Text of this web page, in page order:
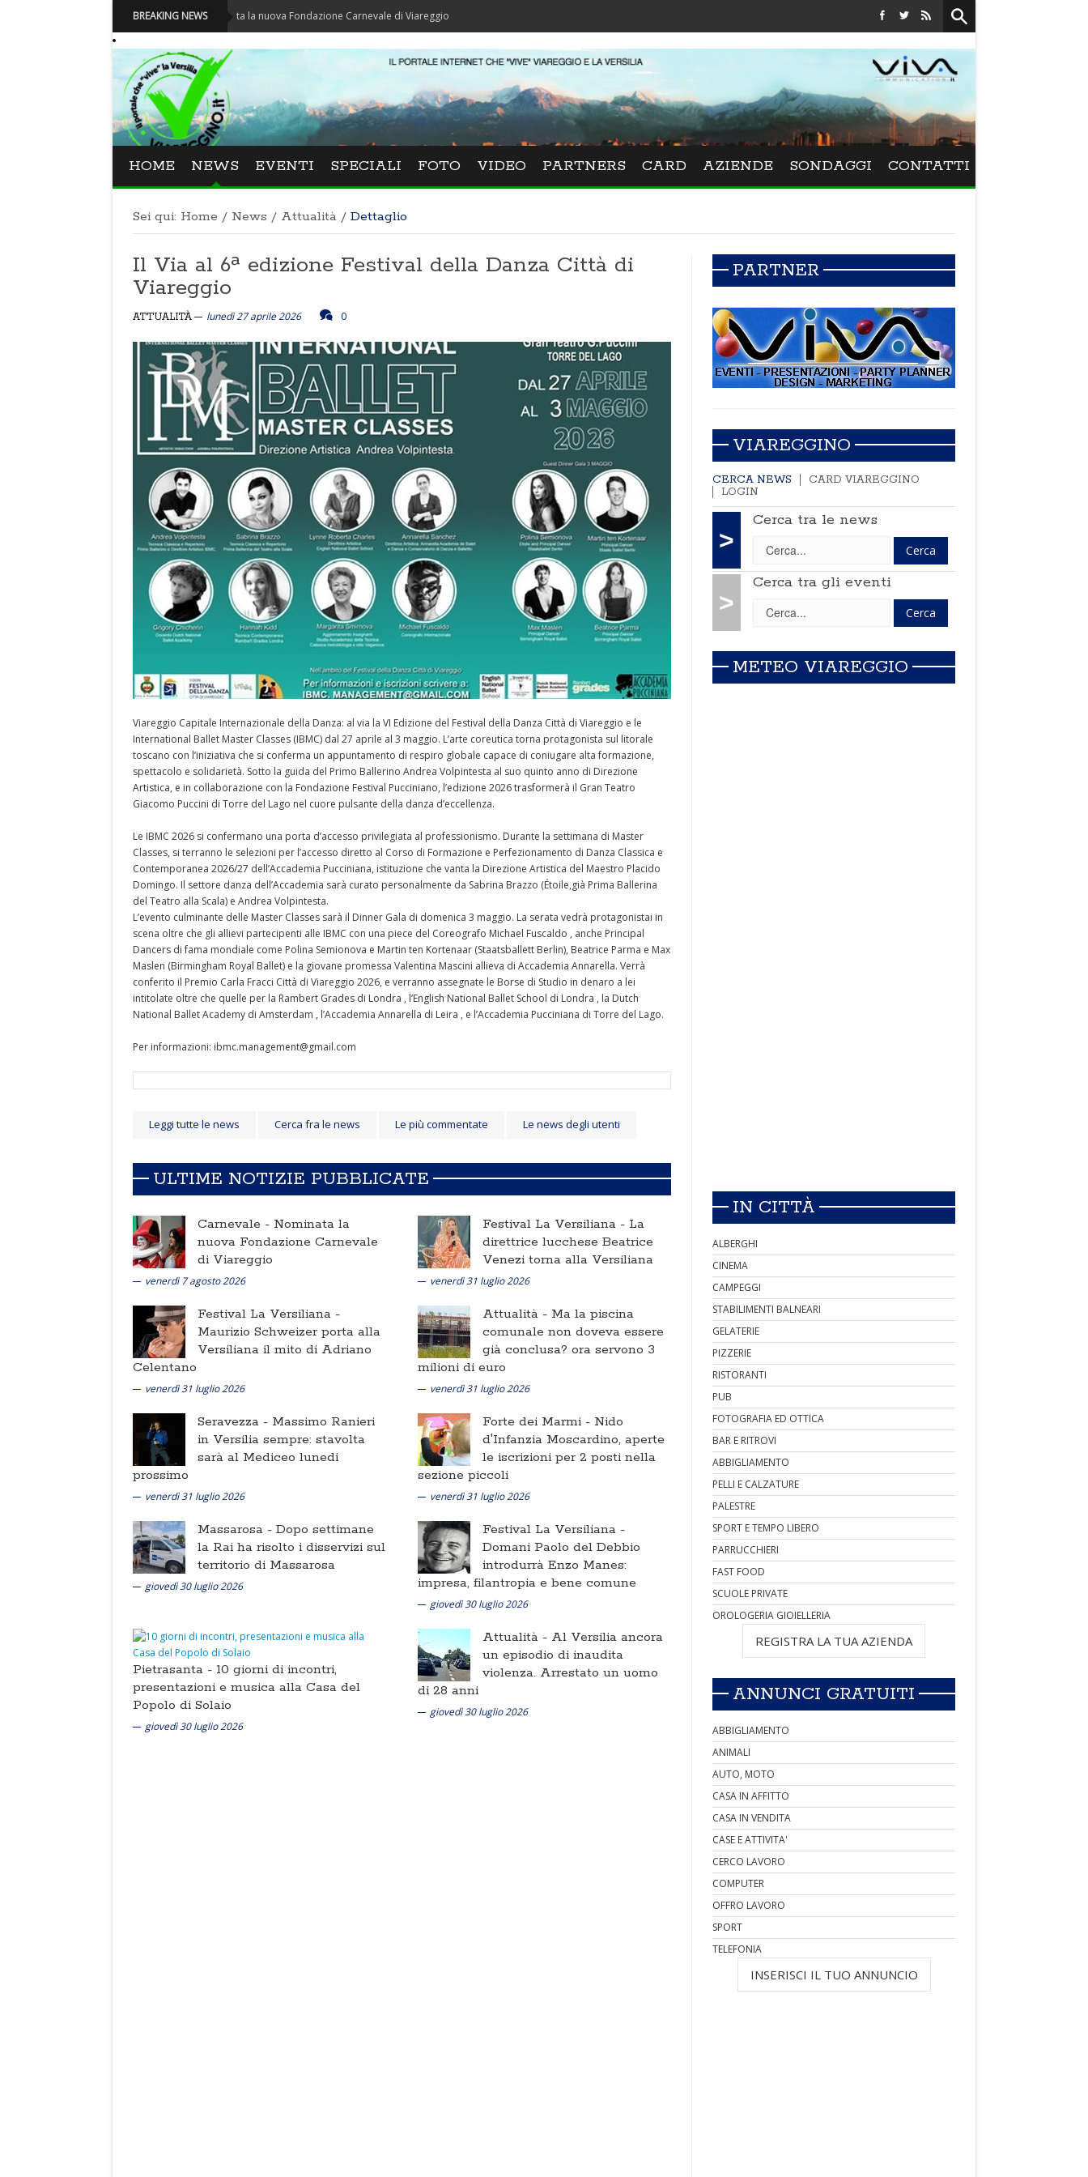
BREAKING NEWS
Carnevale - Nominata la nuova Fondazione Carnevale di Viareggio Festival La Versiliana - La direttrice lucchese Beatrice
HOME NEWS EVENTI SPECIALI FOTO VIDEO PARTNERS CARD AZIENDE SONDAGGI CONTATTI
Sei qui: Home / News / Attualità / Dettaglio
Il Via al 6ª edizione Festival della Danza Città di
Viareggio
ATTUALITÀ lunedì 27 aprile 2026 0
Viareggio Capitale Internazionale della Danza: al via la VI Edizione del Festival della Danza Città di Viareggio e le
International Ballet Master Classes (IBMC) dal 27 aprile al 3 maggio. L’arte coreutica torna protagonista sul litorale
toscano con l’iniziativa che si conferma un appuntamento di respiro globale capace di coniugare alta formazione,
spettacolo e solidarietà. Sotto la guida del Primo Ballerino Andrea Volpintesta al suo quinto anno di Direzione
Artistica, e in collaborazione con la Fondazione Festival Pucciniano, l’edizione 2026 trasformerà il Gran Teatro
Giacomo Puccini di Torre del Lago nel cuore pulsante della danza d’eccellenza.
Le IBMC 2026 si confermano una porta d’accesso privilegiata al professionismo. Durante la settimana di Master
Classes, si terranno le selezioni per l’accesso diretto al Corso di Formazione e Perfezionamento di Danza Classica e
Contemporanea 2026/27 dell’Accademia Pucciniana, istituzione che vanta la Direzione Artistica del Maestro Placido
Domingo. Il settore danza dell’Accademia sarà curato personalmente da Sabrina Brazzo (Étoile,già Prima Ballerina
del Teatro alla Scala) e Andrea Volpintesta.
L’evento culminante delle Master Classes sarà il Dinner Gala di domenica 3 maggio. La serata vedrà protagonistai in
scena oltre che gli allievi partecipenti alle IBMC con una piece del Coreografo Michael Fuscaldo , anche Principal
Dancers di fama mondiale come Polina Semionova e Martin ten Kortenaar (Staatsballett Berlin), Beatrice Parma e Max
Maslen (Birmingham Royal Ballet) e la giovane promessa Valentina Mascini allieva di Accademia Annarella. Verrà
conferito il Premio Carla Fracci Città di Viareggio 2026, e verranno assegnate le Borse di Studio in denaro a lei
intitolate oltre che quelle per la Rambert Grades di Londra , l’English National Ballet School di Londra , la Dutch
National Ballet Academy di Amsterdam , l’Accademia Annarella di Leira , e l’Accademia Pucciniana di Torre del Lago.
Per informazioni: ibmc.management@gmail.com
Leggi tutte le news Cerca fra le news Le più commentate Le news degli utenti
ULTIME NOTIZIE PUBBLICATE
Carnevale - Nominata la
nuova Fondazione Carnevale
di Viareggio
venerdì 7 agosto 2026
Festival La Versiliana - La
direttrice lucchese Beatrice
Venezi torna alla Versiliana
venerdì 31 luglio 2026
Festival La Versiliana -
Maurizio Schweizer porta alla
Versiliana il mito di Adriano
Celentano
venerdì 31 luglio 2026
Attualità - Ma la piscina
comunale non doveva essere
già conclusa? ora servono 3
milioni di euro
venerdì 31 luglio 2026
Seravezza - Massimo Ranieri
in Versilia sempre: stavolta
sarà al Mediceo lunedi
prossimo
venerdì 31 luglio 2026
Forte dei Marmi - Nido
d'Infanzia Moscardino, aperte
le iscrizioni per 2 posti nella
sezione piccoli
venerdì 31 luglio 2026
Massarosa - Dopo settimane
la Rai ha risolto i disservizi sul
territorio di Massarosa
giovedì 30 luglio 2026
Festival La Versiliana -
Domani Paolo del Debbio
introdurrà Enzo Manes:
impresa, filantropia e bene comune
giovedì 30 luglio 2026
Pietrasanta - 10 giorni di incontri,
presentazioni e musica alla Casa del
Popolo di Solaio
giovedì 30 luglio 2026
Attualità - Al Versilia ancora
un episodio di inaudita
violenza. Arrestato un uomo
di 28 anni
giovedì 30 luglio 2026
PARTNER
VIAREGGINO
CERCA NEWS
CARD VIAREGGINO
LOGIN
>
Cerca tra le news
>
Cerca tra gli eventi
METEO VIAREGGIO
IN CITTÀ
ALBERGHI
CINEMA
CAMPEGGI
STABILIMENTI BALNEARI
GELATERIE
PIZZERIE
RISTORANTI
PUB
FOTOGRAFIA ED OTTICA
BAR E RITROVI
ABBIGLIAMENTO
PELLI E CALZATURE
PALESTRE
SPORT E TEMPO LIBERO
PARRUCCHIERI
FAST FOOD
SCUOLE PRIVATE
OROLOGERIA GIOIELLERIA
REGISTRA LA TUA AZIENDA
ANNUNCI GRATUITI
ABBIGLIAMENTO
ANIMALI
AUTO, MOTO
CASA IN AFFITTO
CASA IN VENDITA
CASE E ATTIVITA'
CERCO LAVORO
COMPUTER
OFFRO LAVORO
SPORT
TELEFONIA
INSERISCI IL TUO ANNUNCIO